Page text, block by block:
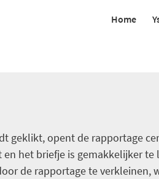
Home
geklikt, opent de rapportage
het briefje is gemakkelijker te
de rapportage te verkleinen,